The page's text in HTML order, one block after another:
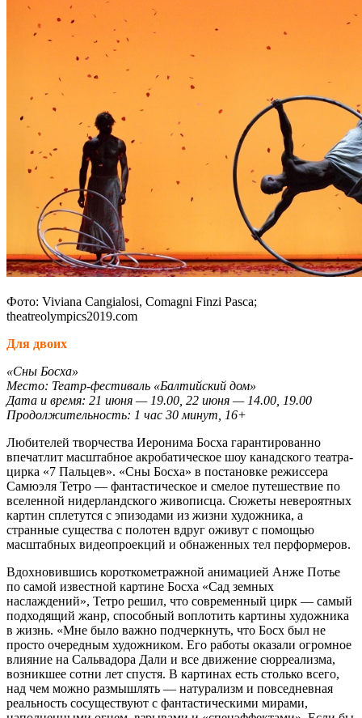
Фото: Viviana Cangialosi, Comagni Finzi Pasca;
theatreolympics2019.com
Для двоих
«Сны Босха»
Место: Театр-фестиваль «Балтийский дом»
Дата и время: 21 июня — 19.00, 22 июня — 14.00, 19.00
Продолжительность: 1 час 30 минут, 16+
Любителей творчества Иеронима Босха гарантированно
впечатлит масштабное акробатическое шоу канадского театра-
цирка «7 Пальцев». «Сны Босха» в постановке режиссера
Самюэля Тетро — фантастическое и смелое путешествие по
вселенной нидерландского живописца. Сюжеты невероятных
картин сплетутся с эпизодами из жизни художника, а
странные существа с полотен вдруг оживут с помощью
масштабных видеопроекций и обнаженных тел перформеров.
Вдохновившись короткометражной анимацией Анже Потье
по самой известной картине Босха «Сад земных
наслаждений», Тетро решил, что современный цирк — самый
подходящий жанр, способный воплотить картины художника
в жизнь. «Мне было важно подчеркнуть, что Босх был не
просто очередным художником. Его работы оказали огромное
влияние на Сальвадора Дали и все движение сюрреализма,
возникшее сотни лет спустя. В картинах есть столько всего,
над чем можно размышлять — натурализм и повседневная
реальность сосуществуют с фантастическими мирами,